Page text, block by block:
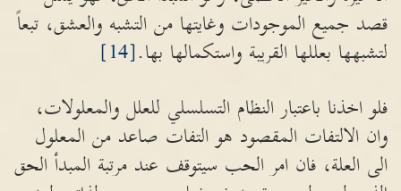
قصد جميع الموجودات وغايتها من التشبه والعشق، تبعاً
لتشبهها بعللها القريبة واستكمالها بها.[14]
فلو اخذنا باعتبار النظام التسلسلي للعلل والمعلولات،
وان الالتفات المقصود هو التفات صاعد من المعلول
الى العلة، فان امر الحب سيتوقف عند مرتبة المبدأ الحق